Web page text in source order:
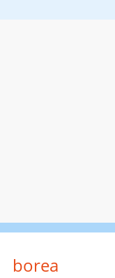
borea